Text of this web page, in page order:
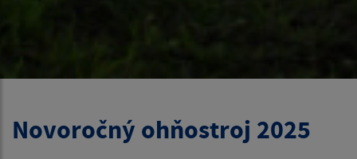
Novoročný ohňostroj 2025